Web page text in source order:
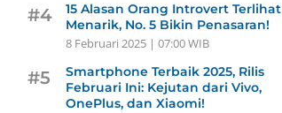
#4
15 Alasan Orang Introvert Terlihat
Menarik, No. 5 Bikin Penasaran!
8 Februari 2025 | 07:00 WIB
#5
Smartphone Terbaik 2025, Rilis
Februari Ini: Kejutan dari Vivo,
OnePlus, dan Xiaomi!